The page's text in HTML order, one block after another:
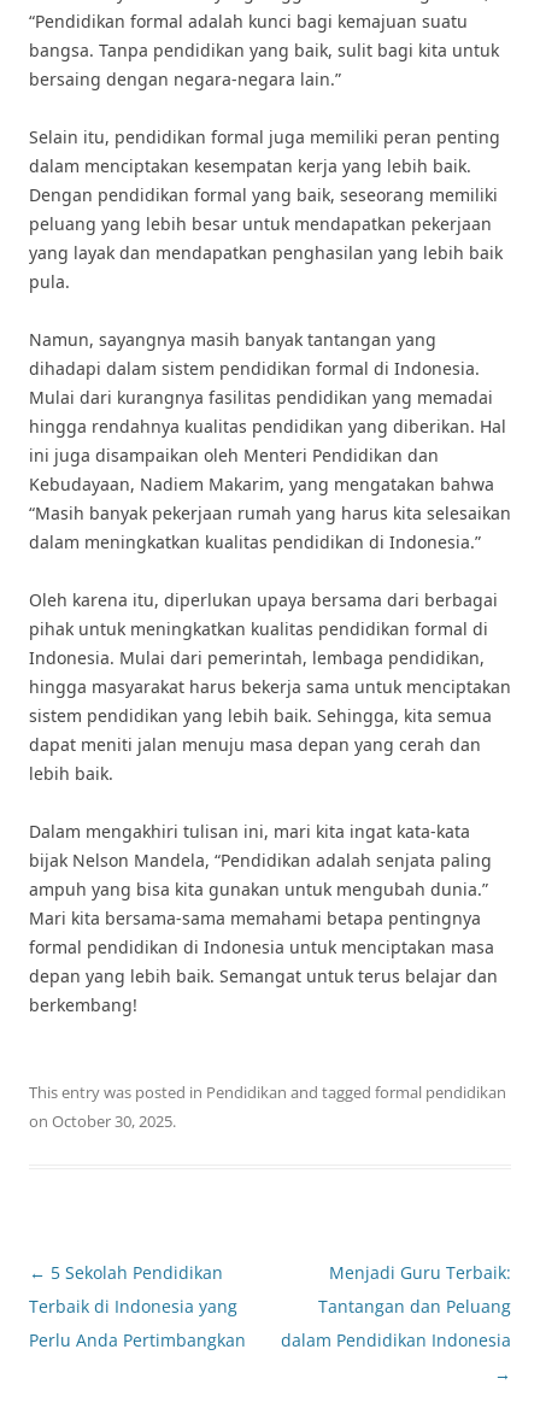
“Pendidikan formal adalah kunci bagi kemajuan suatu
bangsa. Tanpa pendidikan yang baik, sulit bagi kita untuk
bersaing dengan negara-negara lain.”
Selain itu, pendidikan formal juga memiliki peran penting
dalam menciptakan kesempatan kerja yang lebih baik.
Dengan pendidikan formal yang baik, seseorang memiliki
peluang yang lebih besar untuk mendapatkan pekerjaan
yang layak dan mendapatkan penghasilan yang lebih baik
pula.
Namun, sayangnya masih banyak tantangan yang
dihadapi dalam sistem pendidikan formal di Indonesia.
Mulai dari kurangnya fasilitas pendidikan yang memadai
hingga rendahnya kualitas pendidikan yang diberikan. Hal
ini juga disampaikan oleh Menteri Pendidikan dan
Kebudayaan, Nadiem Makarim, yang mengatakan bahwa
“Masih banyak pekerjaan rumah yang harus kita selesaikan
dalam meningkatkan kualitas pendidikan di Indonesia.”
Oleh karena itu, diperlukan upaya bersama dari berbagai
pihak untuk meningkatkan kualitas pendidikan formal di
Indonesia. Mulai dari pemerintah, lembaga pendidikan,
hingga masyarakat harus bekerja sama untuk menciptakan
sistem pendidikan yang lebih baik. Sehingga, kita semua
dapat meniti jalan menuju masa depan yang cerah dan
lebih baik.
Dalam mengakhiri tulisan ini, mari kita ingat kata-kata
bijak Nelson Mandela, “Pendidikan adalah senjata paling
ampuh yang bisa kita gunakan untuk mengubah dunia.”
Mari kita bersama-sama memahami betapa pentingnya
formal pendidikan di Indonesia untuk menciptakan masa
depan yang lebih baik. Semangat untuk terus belajar dan
berkembang!
This entry was posted in Pendidikan and tagged formal pendidikan
on October 30, 2025.
Post
navigation
← 5 Sekolah Pendidikan
Terbaik di Indonesia yang
Perlu Anda Pertimbangkan
Menjadi Guru Terbaik:
Tantangan dan Peluang
dalam Pendidikan Indonesia
→